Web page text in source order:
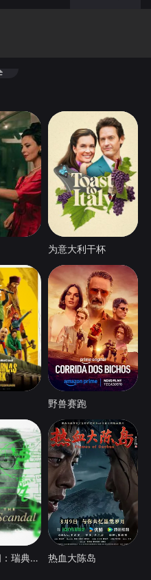
为意大利干杯
野兽赛跑
Trustor丑闻：瑞典金融案内幕 热血大陈岛